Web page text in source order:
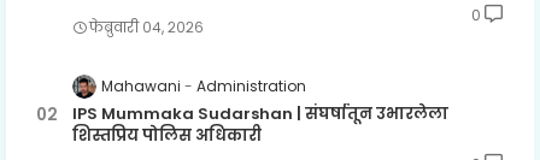
फेब्रुवारी ०४, २०२६
0
Mahawani Administration
IPS Mummaka Sudarshan | संघर्षातून उभारलेला
शिस्तप्रिय पोलिस अधिकारी